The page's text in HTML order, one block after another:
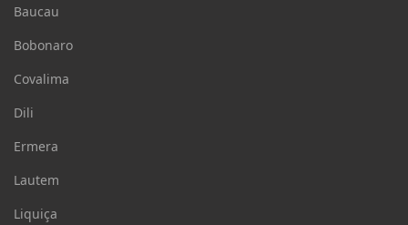
Baucau
Bobonaro
Covalima
Dili
Ermera
Lautem
Liquiça